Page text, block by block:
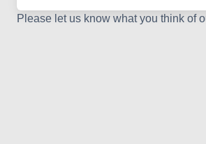
Please let us know what you think of